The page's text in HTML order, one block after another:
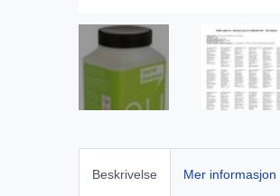
Beskrivelse Mer informasjon